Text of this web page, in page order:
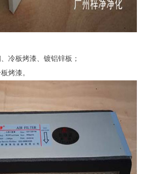
冷板烤漆、镀铝锌板；
烤漆。